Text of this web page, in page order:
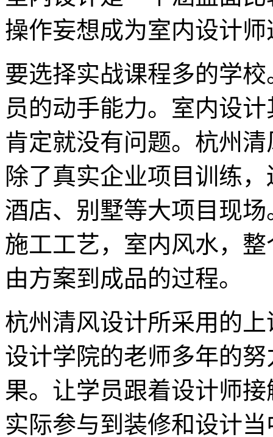
操作妄想成为室内设计
要选择实战课程多的学
员的动手能力。室内设
肯定就没有问题。杭州
除了真实企业项目训练
酒店、别墅等大项目现
施工工艺，室内风水，
由方案到成品的过程。
杭州清风设计所采用的
设计学院的老师多年的
果。让学员跟着设计师
实际参与到装修和设计